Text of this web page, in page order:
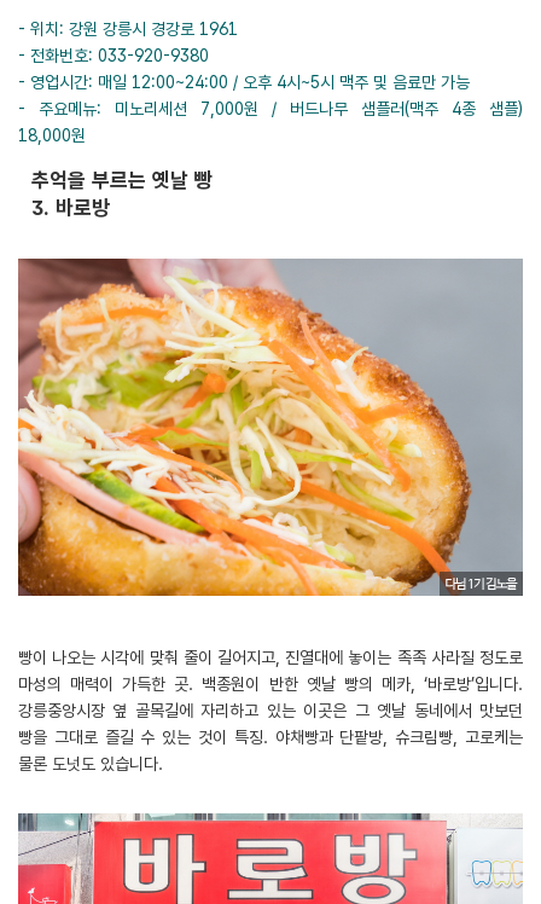
- 위치: 강원 강릉시 경강로 1961
- 전화번호: 033-920-9380
- 영업시간: 매일 12:00~24:00 / 오후 4시~5시 맥주 및 음료만 가능
- 주요메뉴: 미노리세션 7,000원 / 버드나무 샘플러(맥주 4종 샘플)
18,000원
추억을 부르는 옛날 빵
3. 바로방
빵이 나오는 시각에 맞춰 줄이 길어지고, 진열대에 놓이는 족족 사라질 정도로
마성의 매력이 가득한 곳. 백종원이 반한 옛날 빵의 메카, ‘바로방’입니다.
강릉중앙시장 옆 골목길에 자리하고 있는 이곳은 그 옛날 동네에서 맛보던
빵을 그대로 즐길 수 있는 것이 특징. 야채빵과 단팥방, 슈크림빵, 고로케는
물론 도넛도 있습니다.